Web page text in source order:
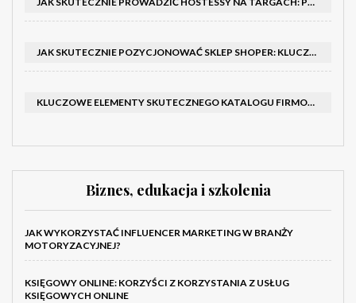
JAK SKUTECZNIE POZYCJONOWAĆ SKLEP SHOPER: KLUCZOWE KROKI I STRATEGIE
KLUCZOWE ELEMENTY SKUTECZNEGO KATALOGU FIRMOWEGO I BROSZURY
Biznes, edukacja i szkolenia
JAK WYKORZYSTAĆ INFLUENCER MARKETING W BRANŻY
MOTORYZACYJNEJ?
KSIĘGOWY ONLINE: KORZYŚCI Z KORZYSTANIA Z USŁUG
KSIĘGOWYCH ONLINE